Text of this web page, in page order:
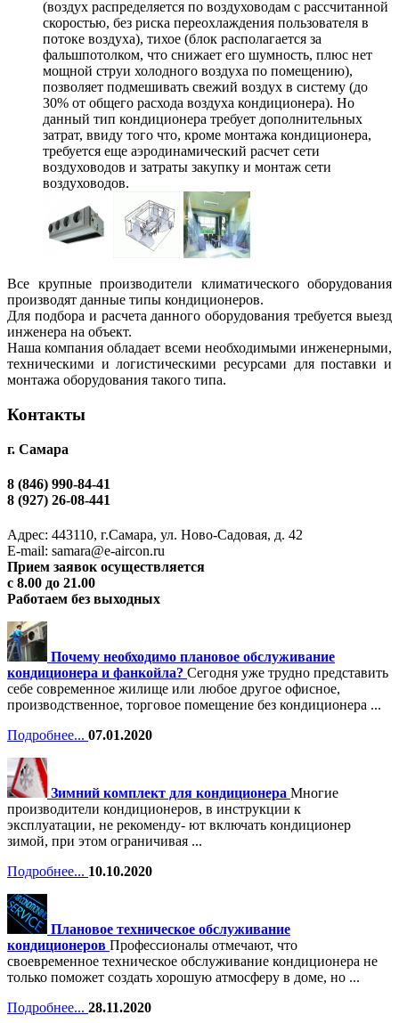
(воздух распределяется по воздуховодам с рассчитанной
скоростью, без риска переохлаждения пользователя в
потоке воздуха), тихое (блок располагается за
фальшпотолком, что снижает его шумность, плюс нет
мощной струи холодного воздуха по помещению),
позволяет подмешивать свежий воздух в систему (до
30% от общего расхода воздуха кондиционера). Но
данный тип кондиционера требует дополнительных
затрат, ввиду того что, кроме монтажа кондиционера,
требуется еще аэродинамический расчет сети
воздуховодов и затраты закупку и монтаж сети
воздуховодов.
Все крупные производители климатического оборудования
производят данные типы кондиционеров.
Для подбора и расчета данного оборудования требуется выезд
инженера на объект.
Наша компания обладает всеми необходимыми инженерными,
техническими и логистическими ресурсами для поставки и
монтажа оборудования такого типа.
Контакты
г. Самара
8 (846) 990-84-41
8 (927) 26-08-441
Адрес: 443110, г.Самара, ул. Ново-Садовая, д. 42
Е-mail: samara@e-aircon.ru
Прием заявок осуществляется
с 8.00 до 21.00
Работаем без выходных
Почему необходимо плановое обслуживание
кондиционера и фанкойла? Сегодня уже трудно представить
себе современное жилище или любое другое офисное,
производственное, торговое помещение без кондиционера ...
Подробнее... 07.01.2020
Зимний комплект для кондиционера Многие
производители кондиционеров, в инструкции к
эксплуатации, не рекоменду- ют включать кондиционер
зимой, при этом ограничивая ...
Подробнее... 10.10.2020
Плановое техническое обслуживание
кондиционеров Профессионалы отмечают, что
своевременное техническое обслуживание кондиционера не
только поможет создать хорошую атмосферу в доме, но ...
Подробнее... 28.11.2020